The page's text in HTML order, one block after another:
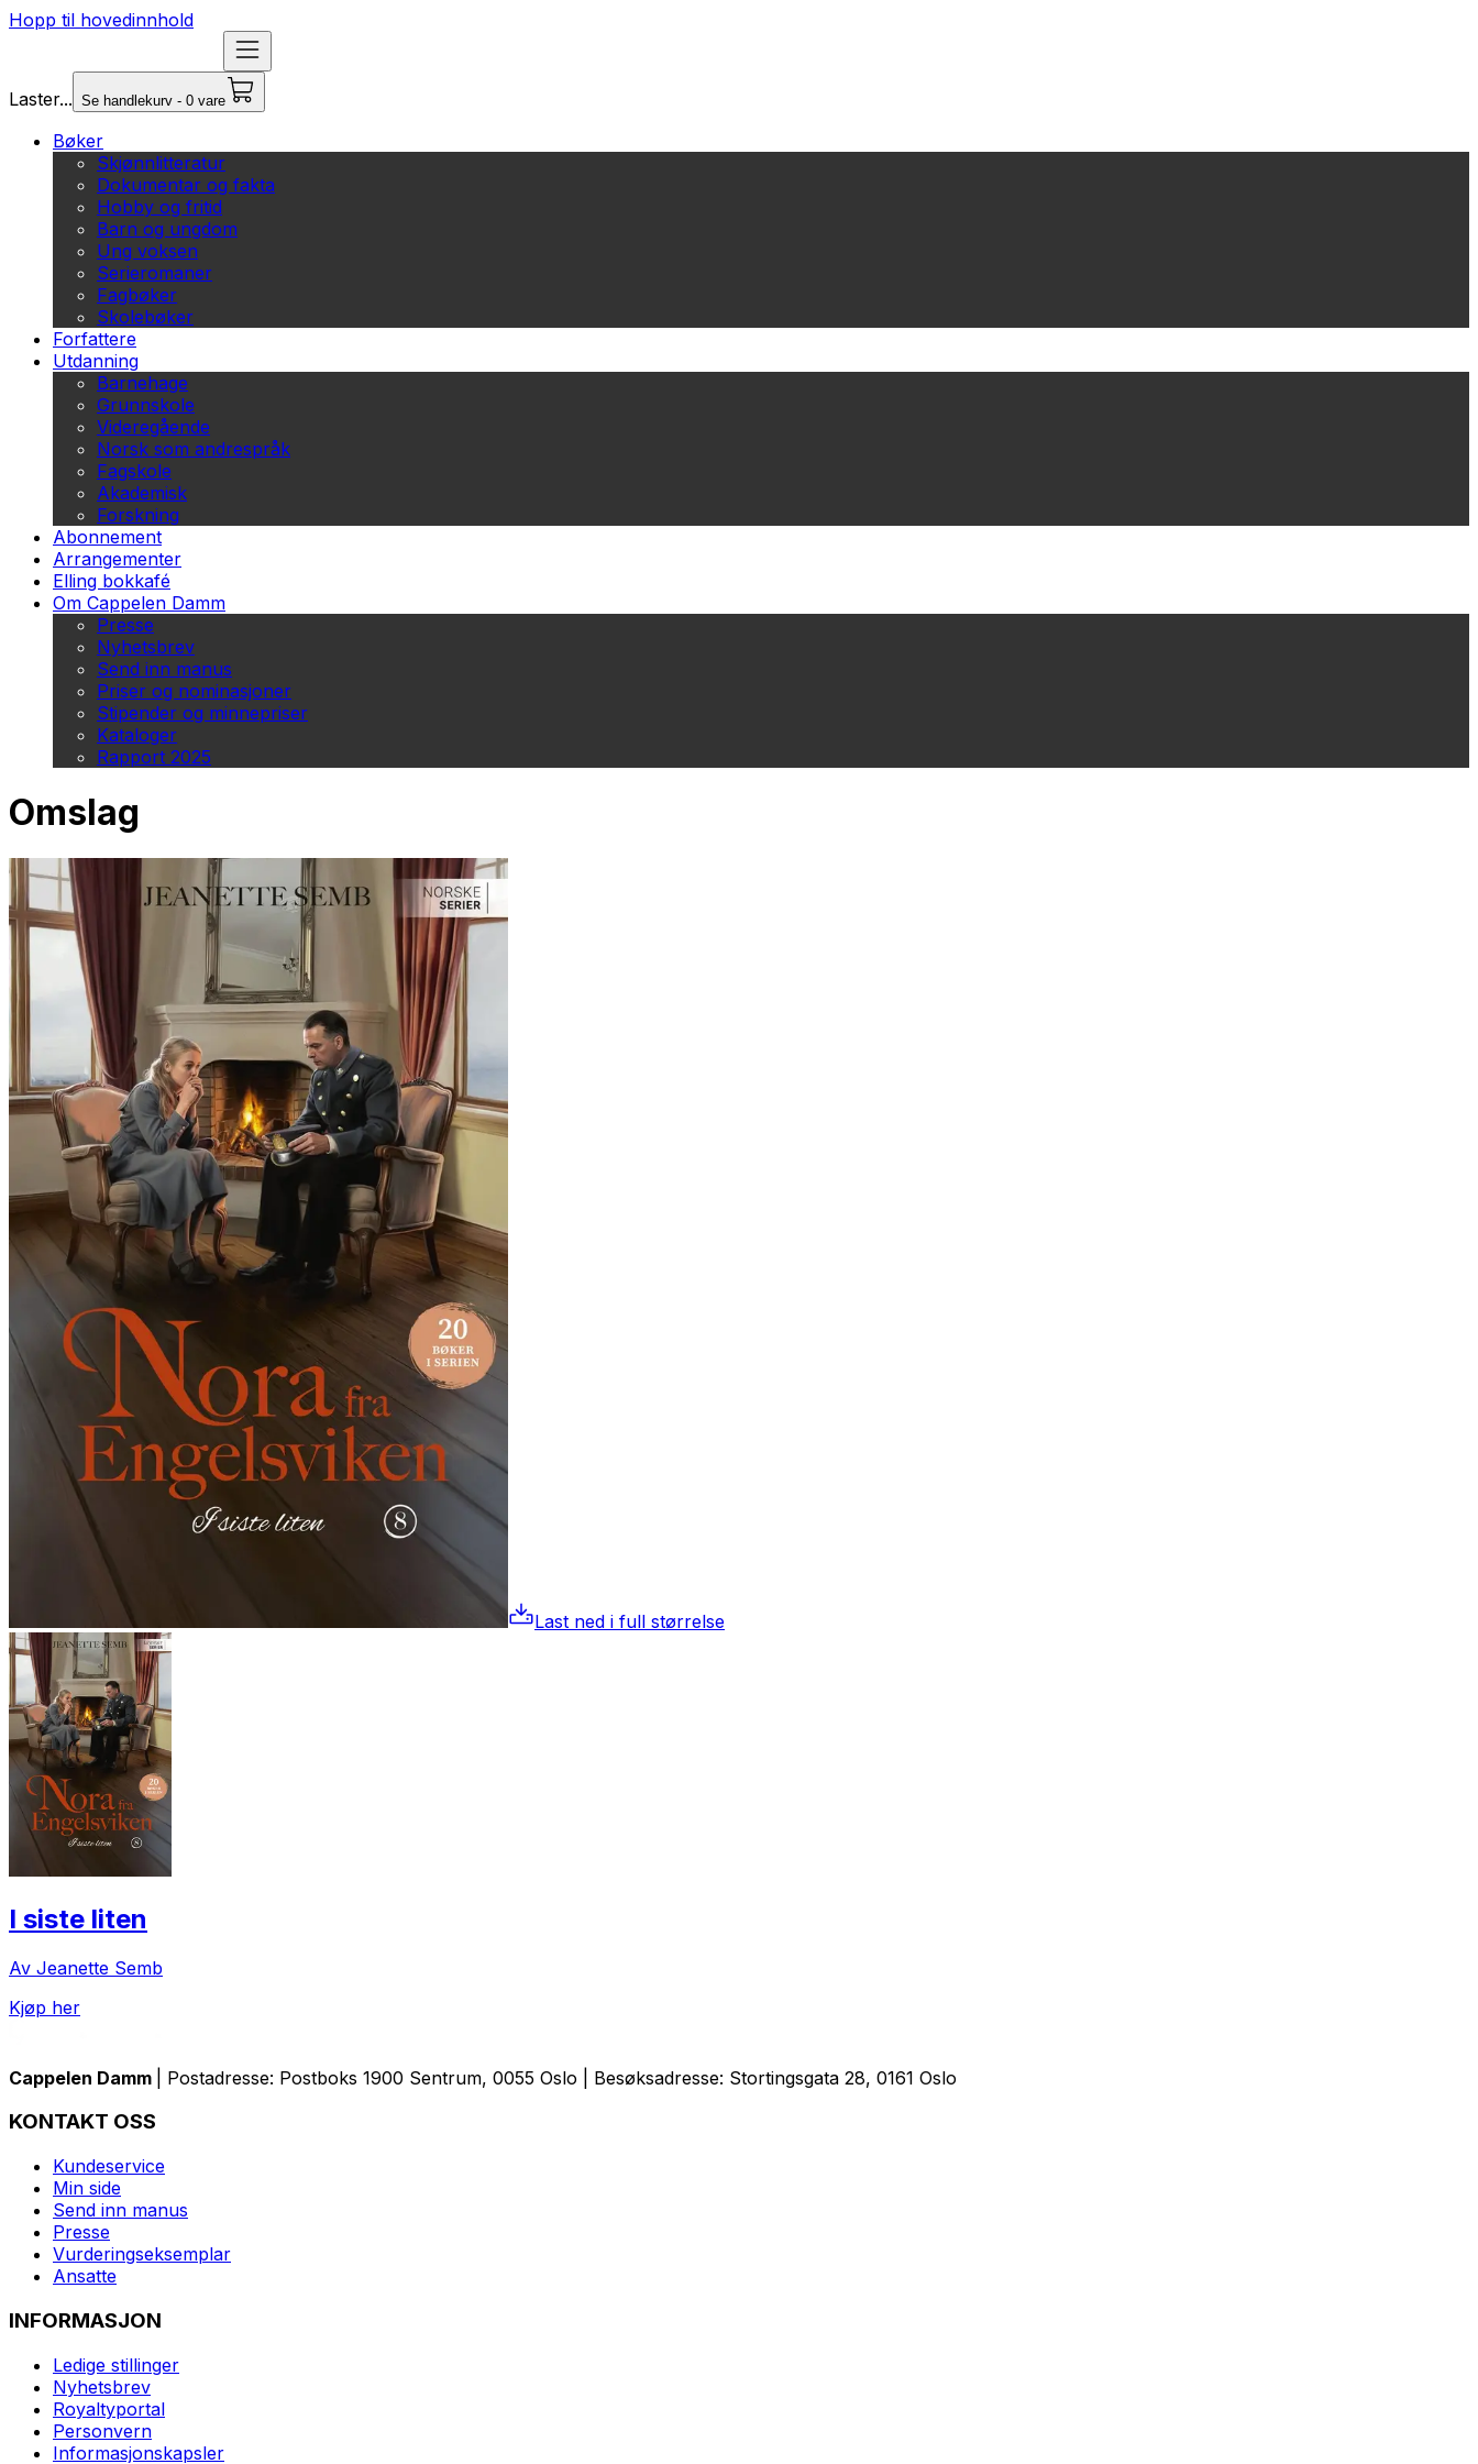
Hopp til hovedinnhold
Laster... Se handlekurv - 0 vare
Bøker
Skjønnlitteratur
Dokumentar og fakta
Hobby og fritid
Barn og ungdom
Ung voksen
Serieromaner
Fagbøker
Skolebøker
Forfattere
Utdanning
Barnehage
Grunnskole
Videregående
Norsk som andrespråk
Fagskole
Akademisk
Forskning
Abonnement
Arrangementer
Elling bokkafé
Om Cappelen Damm
Presse
Nyhetsbrev
Send inn manus
Priser og nominasjoner
Stipender og minnepriser
Kataloger
Rapport 2025
Omslag
Last ned i full størrelse
I siste liten
Av Jeanette Semb
Kjøp her
Cappelen Damm | Postadresse: Postboks 1900 Sentrum, 0055 Oslo | Besøksadresse: Stortingsgata 28, 0161 Oslo
KONTAKT OSS
Kundeservice
Min side
Send inn manus
Presse
Vurderingseksemplar
Ansatte
INFORMASJON
Ledige stillinger
Nyhetsbrev
Royaltyportal
Personvern
Informasjonskapsler